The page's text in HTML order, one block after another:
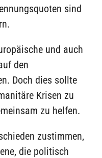
sind
und auch
den
Doch dies sollte
Krisen zu
zu helfen.
zustimmen,
die politisch